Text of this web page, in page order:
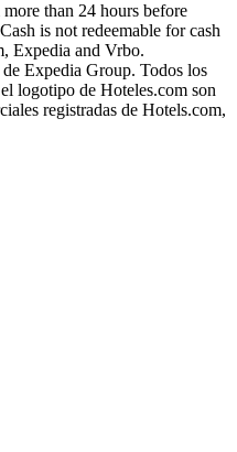
than 24 hours before
is not redeemable for cash
Expedia and Vrbo.
Expedia Group. Todos los
logotipo de Hoteles.com son
registradas de Hotels.com,